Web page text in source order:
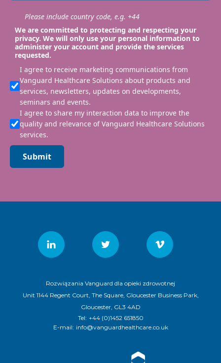
Please include country code, e.g. +44
We are committed to protecting and respecting your
privacy. We will only use your personal information to
administer your account and provide the services
requested.
I agree to receive marketing communications from
Vanguard Healthcare Solutions about products and
services, newsletters, updates on developments,
seminars and events.
I agree to share my interaction data to improve the
quality and relevance of Vanguard Healthcare Solutions
services.
Submit
Rozwiązania Vanguard dla opieki zdrowotnej
Unit 1144 Regent Court, The Square, Gloucester Business Park,
Gloucester, GL3 4AD
Tel: +44 (0)1452 651850
E-mail: info@vanguardhealthcare.co.uk